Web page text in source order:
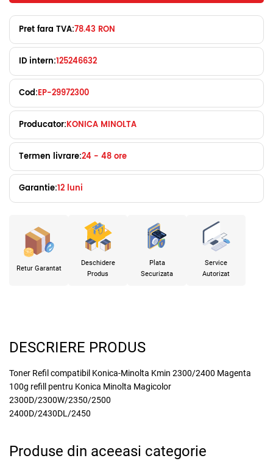
Pret fara TVA:78.43 RON
ID intern:125246632
Cod:EP-29972300
Producator:KONICA MINOLTA
Termen livrare:24 - 48 ore
Garantie:12 luni
Retur Garantat
Deschidere
Produs
Plata
Securizata
Service
Autorizat
DESCRIERE PRODUS
Toner Refil compatibil Konica-Minolta Kmin 2300/2400 Magenta
100g refill pentru Konica Minolta Magicolor
2300D/2300W/2350/2500
2400D/2430DL/2450
Produse din aceeasi categorie